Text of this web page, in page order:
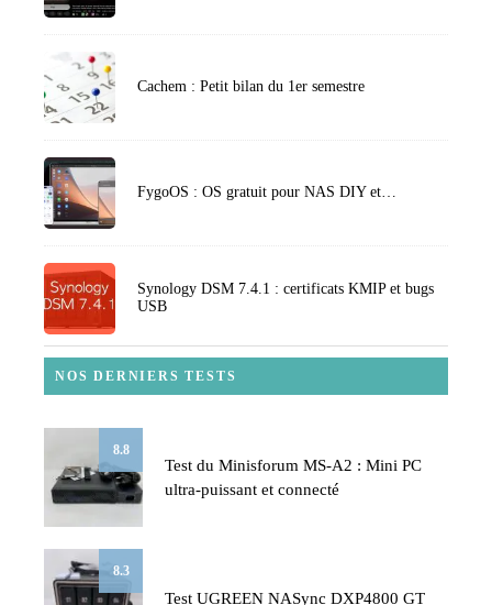
Cachem : Petit bilan du 1er semestre
FygoOS : OS gratuit pour NAS DIY et…
Synology DSM 7.4.1 : certificats KMIP et bugs
USB
NOS DERNIERS TESTS
8.8
Test du Minisforum MS-A2 : Mini PC
ultra-puissant et connecté
8.3
Test UGREEN NASync DXP4800 GT